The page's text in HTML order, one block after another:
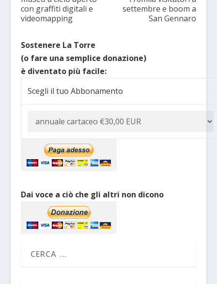
con graffiti digitali e
videomapping
settembre e boom a
San Gennaro
Sostenere La Torre
(o fare una semplice donazione)
è diventato più facile:
Scegli il tuo Abbonamento
Dai voce a ciò che gli altri non dicono